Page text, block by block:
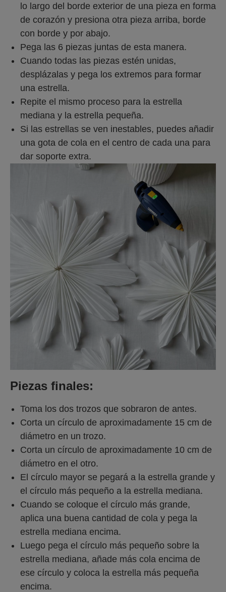
lo largo del borde exterior de una pieza en forma
de corazón y presiona otra pieza arriba, borde
con borde y por abajo.
Pega las 6 piezas juntas de esta manera.
Cuando todas las piezas estén unidas,
desplázalas y pega los extremos para formar
una estrella.
Repite el mismo proceso para la estrella
mediana y la estrella pequeña.
Si las estrellas se ven inestables, puedes añadir
una gota de cola en el centro de cada una para
dar soporte extra.
Piezas finales:
Toma los dos trozos que sobraron de antes.
Corta un círculo de aproximadamente 15 cm de
diámetro en un trozo.
Corta un círculo de aproximadamente 10 cm de
diámetro en el otro.
El círculo mayor se pegará a la estrella grande y
el círculo más pequeño a la estrella mediana.
Cuando se coloque el círculo más grande,
aplica una buena cantidad de cola y pega la
estrella mediana encima.
Luego pega el círculo más pequeño sobre la
estrella mediana, añade más cola encima de
ese círculo y coloca la estrella más pequeña
encima.